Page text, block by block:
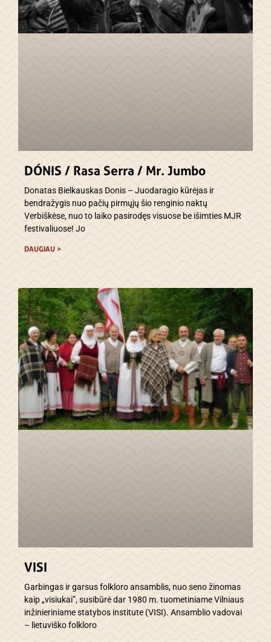
DÓNIS / Rasa Serra / Mr. Jumbo
Donatas Bielkauskas Donis – Juodaragio kūrėjas ir
bendražygis nuo pačių pirmųjų šio renginio naktų
Verbiškėse, nuo to laiko pasirodęs visuose be išimties MJR
festivaliuose! Jo
DAUGIAU >
VISI
Garbingas ir garsus folkloro ansamblis, nuo seno žinomas
kaip „visiukai”, susibūrė dar 1980 m. tuometiniame Vilniaus
inžinieriniame statybos institute (VISI). Ansamblio vadovai
– lietuviško folkloro